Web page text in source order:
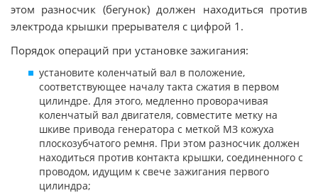
этом разносчик (бегунок) должен находиться против
электрода крышки прерывателя с цифрой 1.
Порядок операций при установке зажигания:
установите коленчатый вал в положение,
соответствующее началу такта сжатия в первом
цилиндре. Для этого, медленно проворачивая
коленчатый вал двигателя, совместите метку на
шкиве привода генератора с меткой МЗ кожуха
плоскозубчатого ремня. При этом разносчик должен
находиться против контакта крышки, соединенного с
проводом, идущим к свече зажигания первого
цилиндра;